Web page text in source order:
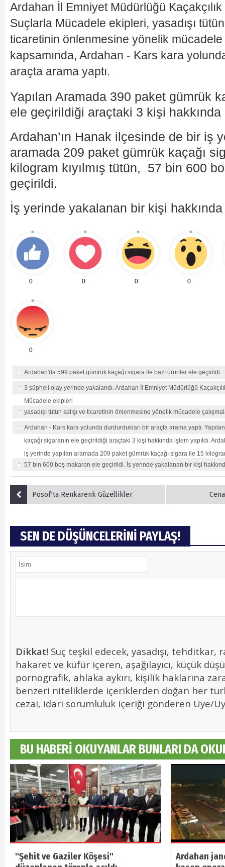
Ardahan İl Emniyet Müdürlüğü
Suçlarla Mücadele ekipleri, yasadışı tütün
ticaretinin önlenmesine yönelik mücadele
kapsamında, Ardahan - Kars kara
araçta arama yaptı.
Yapılan Aramada 390 paket gümrük
ele geçirildiği araçtaki 3 kişi hakkında
Ardahan’ın Hanak ilçesinde de bir iş
aramada 209 paket gümrük kaçağı
kilogram kıyılmış tütün, 57 bin 600
geçirildi.
İş yerinde yakalanan bir kişi hakkında
0 0 0 0
0
Ardahan'da 599 paket gümrük kaçağı sigara ile bazı ürünler ele geçirildi
3 şüpheli olay yerinde yakalandı. Ardahan İl Emniyet Müdürlüğü
Mücadele ekipleri
yasadışı tütün satışı ve ticaretinin önlenmesine yönelik mücadele
Ardahan - Kars kara yolunda durdurdukları bir araçta arama yaptı.
kaçağı sigaranın ele geçirildiği araçtaki 3 kişi hakkında işlem yapıldı.
iş yerinde yapılan aramada 209 paket gümrük kaçağı sigara ile 15
57 bin 600 boş makaron ele geçirildi. İş yerinde yakalanan bir kişi
Posof'ta Renkarenk Güzellikler
SEN DE DÜŞÜNCELERİNİ PAYLAŞ!
Dikkat! Suç teşkil edecek, yasadışı, tehditkar,
hakaret ve küfür içeren, aşağılayıcı, küçük
pornografik, ahlaka aykırı, kişilik haklarına
benzeri niteliklerde içeriklerden doğan her
cezai, idari sorumluluk içeriği gönderen Üye/
BU HABERİ OKUYANLAR BUNLARI DA
"Şehit ve Gaziler Köşesi"
Ardahan